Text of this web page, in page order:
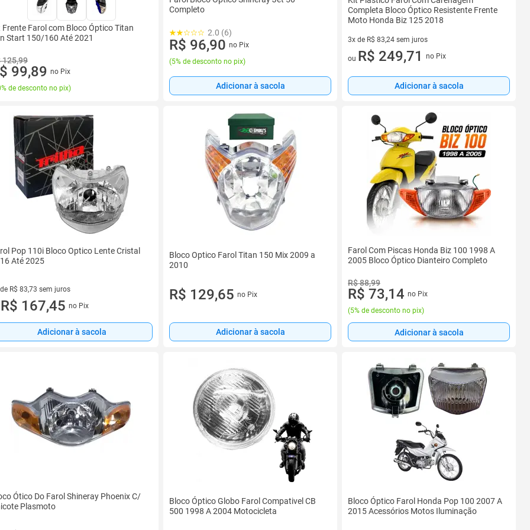
Frente Farol com Bloco Óptico Titan
Start 150/160 Até 2021
125,99
99,89 no Pix
de desconto no pix)
Completo
2.0 (6)
R$ 96,90 no Pix
(5% de desconto no pix)
Adicionar à sacola
Completa Bloco Óptico Resistente Frente
Moto Honda Biz 125 2018
3x de R$ 83,24 sem juros
3 vez de R$ 83,24 sem juros
ou R$ 249,71 no Pix
Adicionar à sacola
Pop 110i Bloco Optico Lente Cristal
Até 2025
R$ 83,73 sem juros
de R$ 83,73 sem juros
R$ 167,45 no Pix
Adicionar à sacola
Bloco Optico Farol Titan 150 Mix 2009 a
2010
R$ 129,65 no Pix
Adicionar à sacola
Farol Com Piscas Honda Biz 100 1998 A
2005 Bloco Óptico Dianteiro Completo
R$ 88,99
R$ 73,14 no Pix
(5% de desconto no pix)
Adicionar à sacola
Ótico Do Farol Shineray Phoenix C/
Plasmoto
Bloco Óptico Globo Farol Compativel CB
500 1998 A 2004 Motocicleta
Bloco Óptico Farol Honda Pop 100 2007 A
2015 Acessórios Motos Iluminação